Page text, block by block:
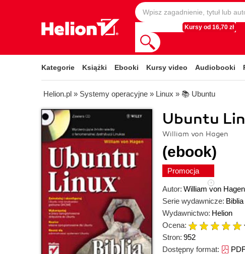
Kursy od 16,70 zł
Kategorie Książki Ebooki Kursy video Audiobooki
Helion.pl » Systemy operacyjne » Linux » 📚 Ubuntu
Ubuntu
William von Hagen
(ebook)
Promocja
Autor: William von Hagen
Serie wydawnicze: Biblia
Wydawnictwo: Helion
Ocena:
Stron: 952
Dostępny format: